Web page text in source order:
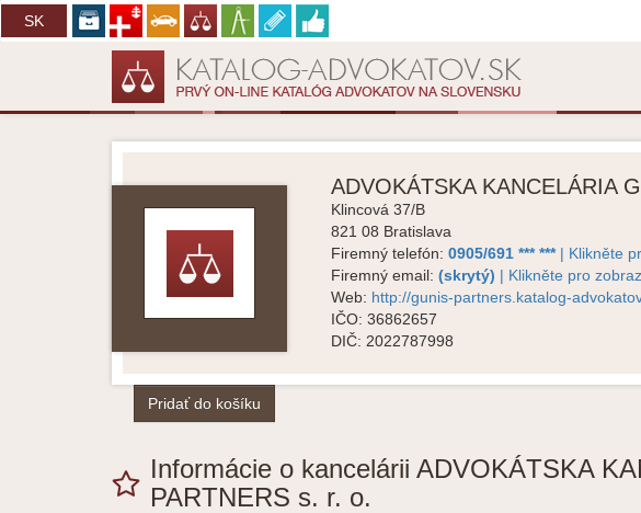
SK
CZ
ADVOKÁTSKA KANCELÁRIA
Klincová 37/B
821 08 Bratislava
Firemný telefón: 0905/691 *** ***| Klikněte
Firemný email: (skrytý) | Klikněte pro
Web: http://gunis-partners.katalog-
IČO: 36862657
DIČ: 2022787998
Pridať do košíku
Informácie o kancelárii ADVOKÁTSKA
PARTNERS s. r. o.